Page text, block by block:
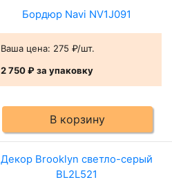
Бордюр Navi NV1J091
Ваша цена: 275 ₽/шт.
2 750 ₽за упаковку
В корзину
Декор Brooklyn светло-серый
BL2L521